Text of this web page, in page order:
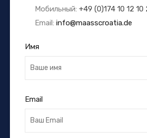
Мобильный: +49 (0)174 10 12 10
Email: info@maasscroatia.de
Имя
Email